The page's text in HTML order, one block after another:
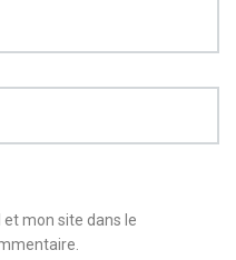
mon site dans le